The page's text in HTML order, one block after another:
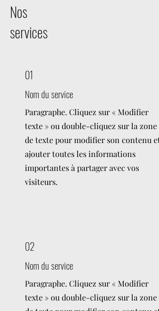
Nos
services
01
Nom du service
Paragraphe. Cliquez sur « Modifier
texte » ou double-cliquez sur la zone
de texte pour modifier son contenu et
ajouter toutes les informations
importantes à partager avec vos
visiteurs.
02
Nom du service
Paragraphe. Cliquez sur « Modifier
texte » ou double-cliquez sur la zone